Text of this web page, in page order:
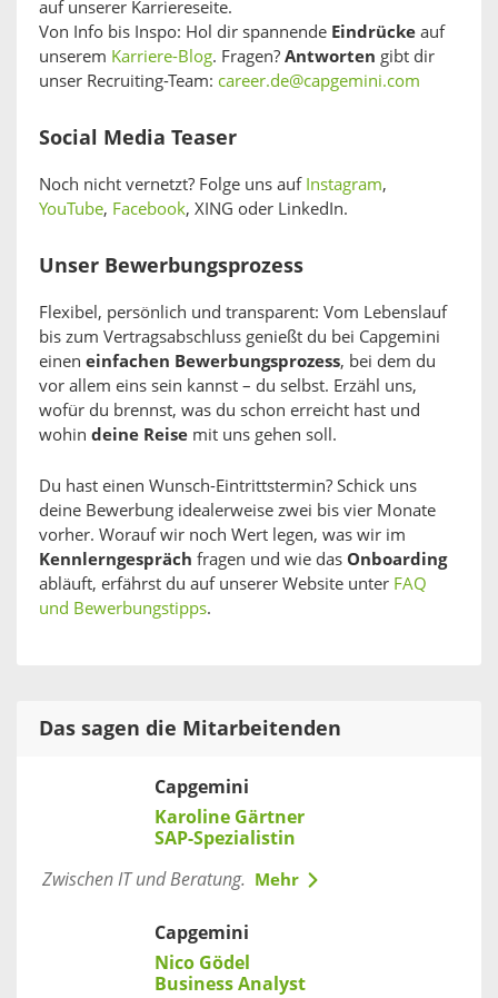
auf unserer Karriereseite.
Von Info bis Inspo: Hol dir spannende Eindrücke auf
unserem Karriere-Blog. Fragen? Antworten gibt dir
unser Recruiting-Team: career.de@capgemini.com
Social Media Teaser
Noch nicht vernetzt? Folge uns auf Instagram,
YouTube, Facebook, XING oder LinkedIn.
Unser Bewerbungsprozess
Flexibel, persönlich und transparent: Vom Lebenslauf
bis zum Vertragsabschluss genießt du bei Capgemini
einen einfachen Bewerbungsprozess, bei dem du
vor allem eins sein kannst – du selbst. Erzähl uns,
wofür du brennst, was du schon erreicht hast und
wohin deine Reise mit uns gehen soll.
Du hast einen Wunsch-Eintrittstermin? Schick uns
deine Bewerbung idealerweise zwei bis vier Monate
vorher. Worauf wir noch Wert legen, was wir im
Kennlerngespräch fragen und wie das Onboarding
abläuft, erfährst du auf unserer Website unter FAQ
und Bewerbungstipps.
Das sagen die Mitarbeitenden
Capgemini
Karoline Gärtner
SAP-Spezialistin
Zwischen IT und Beratung. Mehr
Capgemini
Nico Gödel
Business Analyst